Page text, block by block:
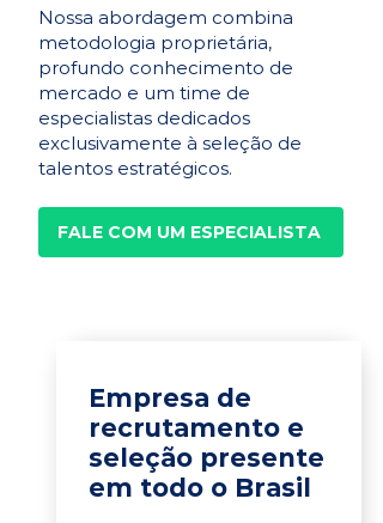
Nossa abordagem combina
metodologia proprietária,
profundo conhecimento de
mercado e um time de
especialistas dedicados
exclusivamente à seleção de
talentos estratégicos.
FALE COM UM ESPECIALISTA
Empresa de
recrutamento e
seleção presente
em todo o Brasil